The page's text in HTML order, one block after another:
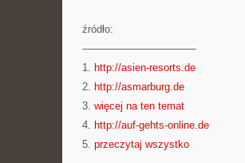
źródło:
———————————
1. http://asien-resorts.de
2. http://asmarburg.de
3. więcej na ten temat
4. http://auf-gehts-online.de
5. przeczytaj wszystko